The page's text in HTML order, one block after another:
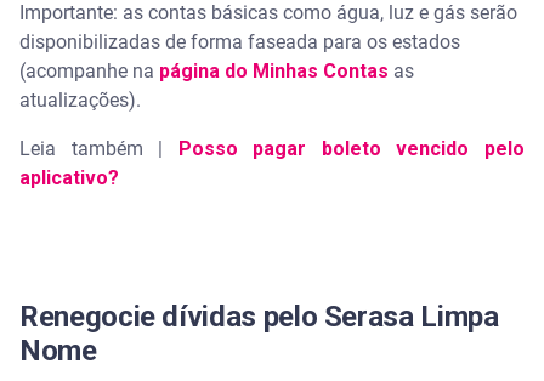
Importante: as contas básicas como água, luz e gás serão
disponibilizadas de forma faseada para os estados
(acompanhe na página do Minhas Contas as
atualizações).
Leia também |
Posso pagar boleto vencido pelo
aplicativo?
Renegocie dívidas pelo Serasa Limpa
Nome